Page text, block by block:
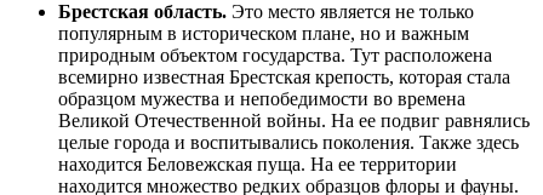
Брестская область. Это место является не только
популярным в историческом плане, но и важным
природным объектом государства. Тут расположена
всемирно известная Брестская крепость, которая стала
образцом мужества и непобедимости во времена
Великой Отечественной войны. На ее подвиг равнялись
целые города и воспитывались поколения. Также здесь
находится Беловежская пуща. На ее территории
находится множество редких образцов флоры и фауны.